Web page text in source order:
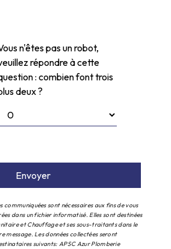
n'êtes pas un robot,
répondre à cette
: combien font trois
deux ?
Envoyer
communiquées sont nécessaires aux fins de vous
dans un fichier informatisé. Elles sont destinées
et Chauffage et ses sous-traitants dans le
message. Les données collectées seront
suivants: APSC Azur Plomberie